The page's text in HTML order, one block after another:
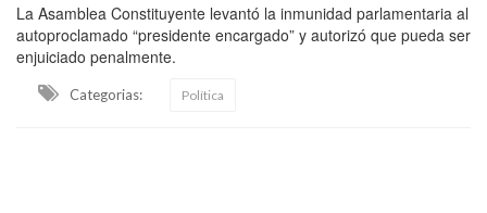
La Asamblea Constituyente levantó la inmunidad parlamentaria al
autoproclamado “presidente encargado” y autorizó que pueda ser
enjuiciado penalmente.
Categorias: Política